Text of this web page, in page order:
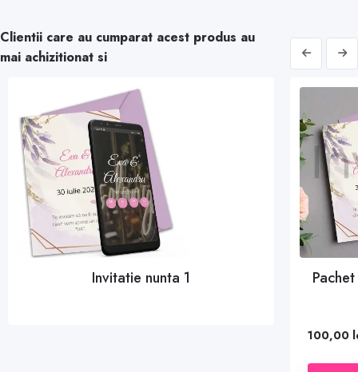
Clientii care au cumparat acest produs au
mai achizitionat si
DEMO
Invitatie nunta 1
100,00